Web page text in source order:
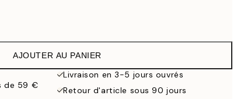
21,95 €
38 €
AJOUTER AU PANIER
Livraison en 3-5 jours ouvrés
de 59 €
Retour d'article sous 90 jours